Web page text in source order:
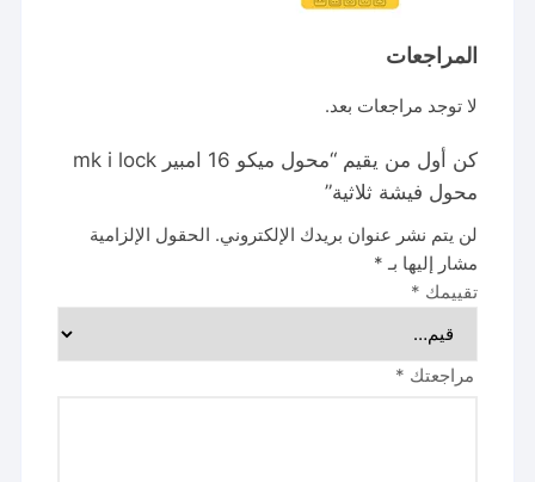
المراجعات
لا توجد مراجعات بعد.
كن أول من يقيم “محول ميكو 16 امبير mk i lock
محول فيشة ثلاثية”
لن يتم نشر عنوان بريدك الإلكتروني. الحقول الإلزامية
مشار إليها بـ *
تقييمك *
مراجعتك *